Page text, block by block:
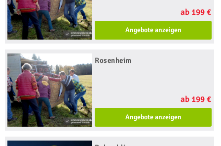
ab 199 €
Angebote anzeigen
Rosenheim
ab 199 €
Angebote anzeigen